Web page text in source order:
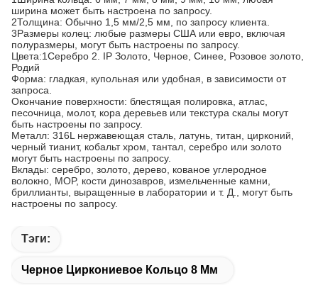
ширина может быть настроена по запросу.
2Толщина: Обычно 1,5 мм/2,5 мм, по запросу клиента.
3Размеры колец: любые размеры США или евро, включая
полуразмеры, могут быть настроены по запросу.
Цвета:1Серебро 2. IP Золото, Черное, Синее, Розовое золото,
Родий
Форма: гладкая, купольная или удобная, в зависимости от
запроса.
Окончание поверхности: блестящая полировка, атлас,
песочница, молот, кора деревьев или текстура скалы могут
быть настроены по запросу.
Металл: 316L нержавеющая сталь, латунь, титан, цирконий,
черный тианит, кобальт хром, тантал, серебро или золото
могут быть настроены по запросу.
Вклады: серебро, золото, дерево, кованое углеродное
волокно, MOP, кости динозавров, измельченные камни,
бриллианты, выращенные в лаборатории и т. Д., могут быть
настроены по запросу.
Тэги:
Черное Циркониевое Кольцо 8 Мм